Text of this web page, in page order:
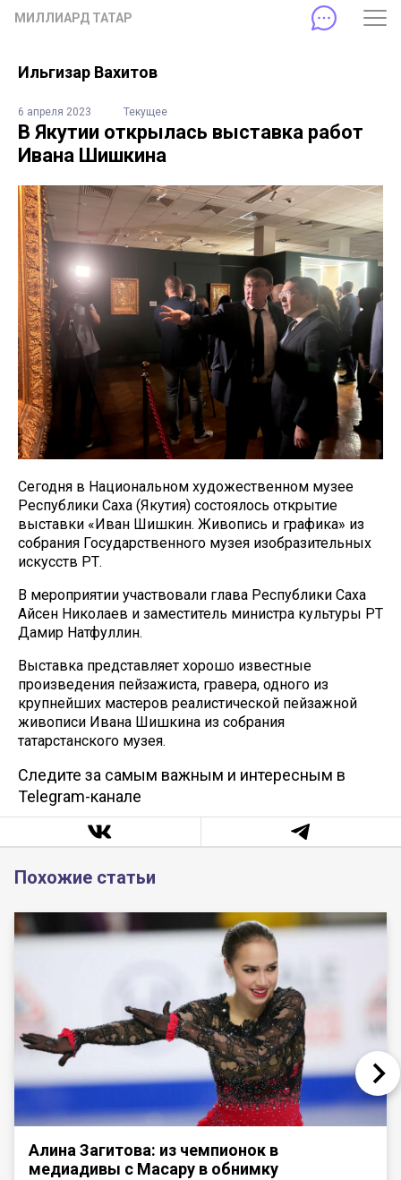
МИЛЛИАРД ТАТАР
Ильгизар Вахитов
6 апреля 2023 Текущее
В Якутии открылась выставка работ
Ивана Шишкина
Сегодня в Национальном художественном музее
Республики Саха (Якутия) состоялось открытие
выставки «Иван Шишкин. Живопись и графика» из
собрания Государственного музея изобразительных
искусств РТ.
В мероприятии участвовали глава Республики Саха
Айсен Николаев и заместитель министра культуры РТ
Дамир Натфуллин.
Выставка представляет хорошо известные
произведения пейзажиста, гравера, одного из
крупнейших мастеров реалистической пейзажной
живописи Ивана Шишкина из собрания
татарстанского музея.
Следите за самым важным и интересным в
Telegram-канале
Похожие статьи
Алина Загитова: из чемпионок в
медиадивы с Масару в обнимку